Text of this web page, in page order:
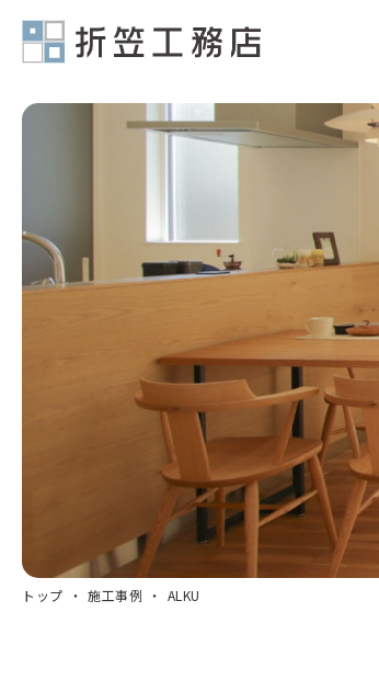
トップ 施工事例 ALKU